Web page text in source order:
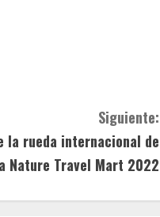
Siguiente:
la rueda internacional de
Nature Travel Mart 2022